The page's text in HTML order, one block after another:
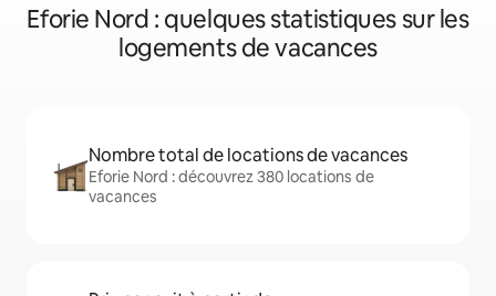
Eforie Nord : quelques statistiques sur les
logements de vacances
Nombre total de locations de vacances
Eforie Nord : découvrez 380 locations de
vacances